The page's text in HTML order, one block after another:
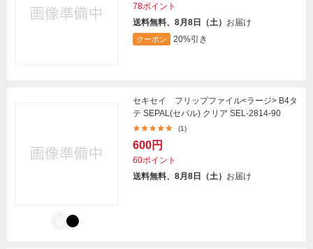
78ポイント
送料無料、8月8日（土） お届け
クーポン 20%引き
セキセイ フリップファイル<ラージ> B4タ
テ SEPAL(セパル) クリア SEL-2814-90
(1)
600円
60ポイント
送料無料、8月8日（土） お届け